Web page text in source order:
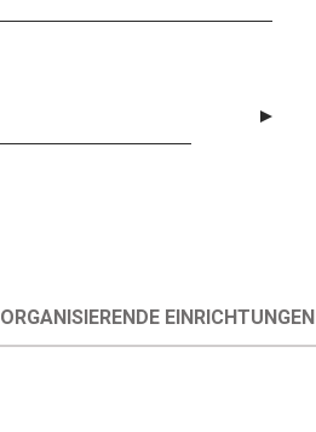
ORGANISIERENDE EINRICHTUNGEN